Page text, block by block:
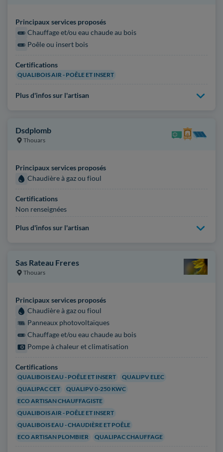
Principaux services proposés
Chauffage et/ou eau chaude au bois
Poêle ou insert bois
Certifications
QUALIBOIS AIR - POÊLE ET INSERT
Plus d'infos sur l'artisan
Dsdplomb
Thouars
Principaux services proposés
Chaudière à gaz ou fioul
Certifications
Non renseignées
Plus d'infos sur l'artisan
Sas Rateau Freres
Thouars
Principaux services proposés
Chaudière à gaz ou fioul
Panneaux photovoltaïques
Chauffage et/ou eau chaude au bois
Pompe à chaleur et climatisation
Certifications
QUALIBOIS EAU - POÊLE ET INSERT
QUALIPV ELEC
QUALIPAC CET
QUALIPV 0-250 KWC
ECO ARTISAN CHAUFFAGISTE
QUALIBOIS AIR - POÊLE ET INSERT
QUALIBOIS EAU - CHAUDIÈRE ET POÊLE
ECO ARTISAN PLOMBIER
QUALIPAC CHAUFFAGE